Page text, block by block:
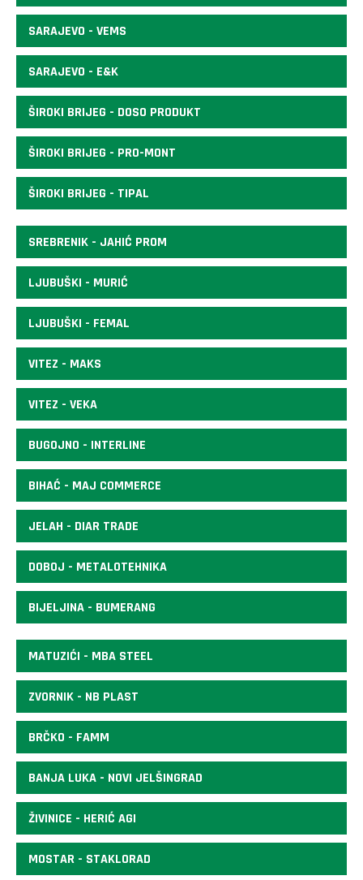
SARAJEVO - VEMS
SARAJEVO - E&K
ŠIROKI BRIJEG - DOSO PRODUKT
ŠIROKI BRIJEG - PRO-MONT
ŠIROKI BRIJEG - TIPAL
SREBRENIK - JAHIĆ PROM
LJUBUŠKI - MURIĆ
LJUBUŠKI - FEMAL
VITEZ - MAKS
VITEZ - VEKA
BUGOJNO - INTERLINE
BIHAĆ - MAJ COMMERCE
JELAH - DIAR TRADE
DOBOJ - METALOTEHNIKA
BIJELJINA - BUMERANG
MATUZIĆI - MBA STEEL
ZVORNIK - NB PLAST
BRČKO - FAMM
BANJA LUKA - NOVI JELŠINGRAD
ŽIVINICE - HERIĆ AGI
MOSTAR - STAKLORAD